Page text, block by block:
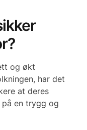
og økt
har det
at deres
på en trygg og